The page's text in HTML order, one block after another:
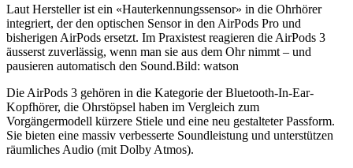
Laut Hersteller ist ein «Hauterkennungssensor» in die Ohrhörer
integriert, der den optischen Sensor in den AirPods Pro und
bisherigen AirPods ersetzt. Im Praxistest reagieren die AirPods 3
äusserst zuverlässig, wenn man sie aus dem Ohr nimmt – und
pausieren automatisch den Sound.Bild: watson
Die AirPods 3 gehören in die Kategorie der Bluetooth-In-Ear-
Kopfhörer, die Ohrstöpsel haben im Vergleich zum
Vorgängermodell kürzere Stiele und eine neu gestalteter Passform.
Sie bieten eine massiv verbesserte Soundleistung und unterstützen
räumliches Audio (mit Dolby Atmos).